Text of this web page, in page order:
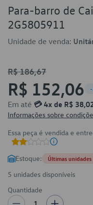
Para-barro de
2G5805911
Unidade de venda:
R$ 186,67
R$ 152,06
Em até 💳 4x de R$
Informações sobre
Essa peça é vendida e
Estoque: Últimas unidades
5 unidades disponíveis
Quantidade